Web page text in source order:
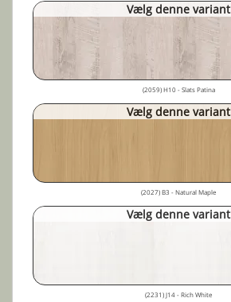
Vælg denne variant
(2059) H10 - Slats Patina
Vælg denne variant
(2027) B3 - Natural Maple
Vælg denne variant
(2231) J14 - Rich White